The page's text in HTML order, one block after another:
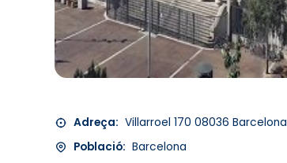
Adreça: Villarroel 170 08036 Barcelona
Població: Barcelona